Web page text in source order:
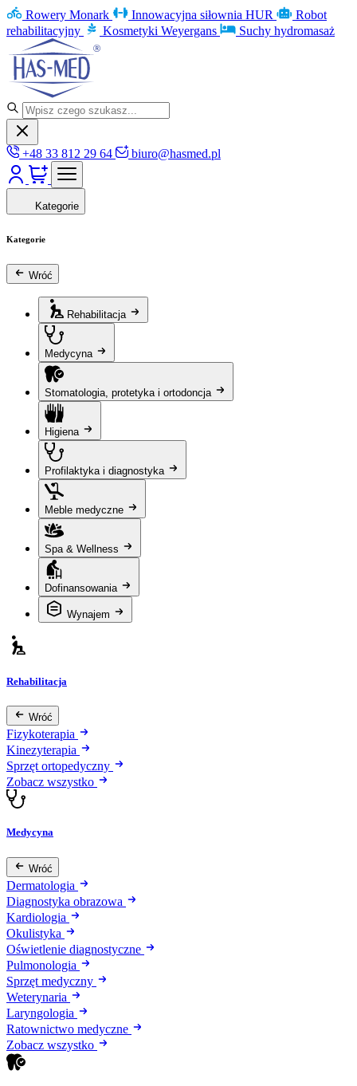
Rowery Monark Innowacyjna siłownia HUR
Robot
rehabilitacyjny
Kosmetyki Weyergans Suchy hydromasaż
+48 33 812 29 64 biuro@hasmed.pl
Kategorie
Kategorie
Wróć
Rehabilitacja
Medycyna
Stomatologia, protetyka i ortodoncja
Higiena
Profilaktyka i diagnostyka
Meble medyczne
Spa & Wellness
Dofinansowania
Wynajem
Rehabilitacja
Wróć
Fizykoterapia
Kinezyterapia
Sprzęt ortopedyczny
Zobacz wszystko
Medycyna
Wróć
Dermatologia
Diagnostyka obrazowa
Kardiologia
Okulistyka
Oświetlenie diagnostyczne
Pulmonologia
Sprzęt medyczny
Weterynaria
Laryngologia
Ratownictwo medyczne
Zobacz wszystko